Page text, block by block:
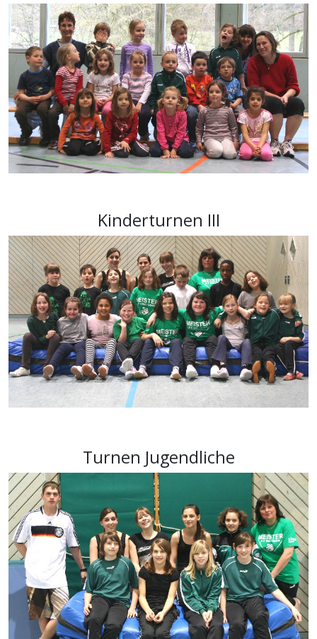
Kinderturnen III
Turnen Jugendliche